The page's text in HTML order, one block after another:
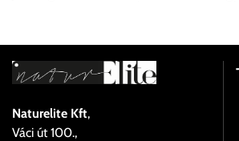
Önnek lehetősége van rendelését a
Cím:1133 Budapest, Váci út 100.
Szállítási díjak:
Naturelite Kft,
Váci út 100.,